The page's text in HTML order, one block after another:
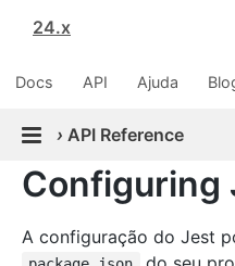
24.x
Docs API Ajuda
› API Reference
Configuring
A configuração do Jest